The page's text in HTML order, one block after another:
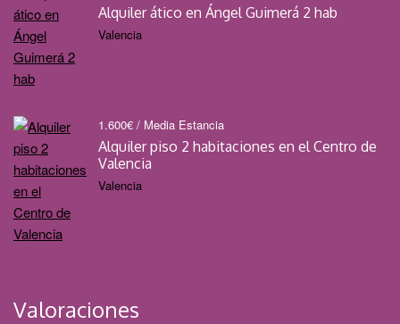
Alquiler ático en Ángel Guimerá 2 hab
Valencia
1.600€ / Media Estancia
Alquiler piso 2 habitaciones en el Centro de
Valencia
Valencia
Valoraciones